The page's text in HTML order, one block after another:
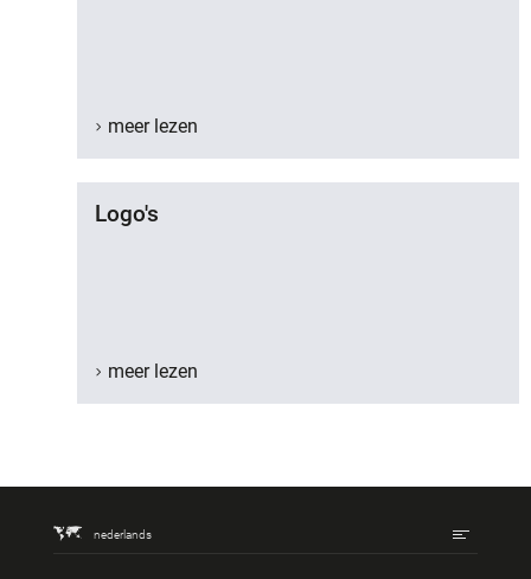
meer lezen
Logo's
meer lezen
nederlands